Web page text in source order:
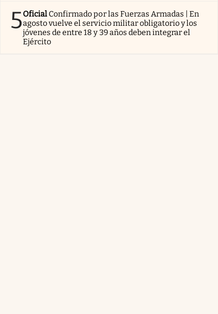
5Oficial Confirmado por las Fuerzas Armadas | En
agosto vuelve el servicio militar obligatorio y los
jóvenes de entre 18 y 39 años deben integrar el
Ejército